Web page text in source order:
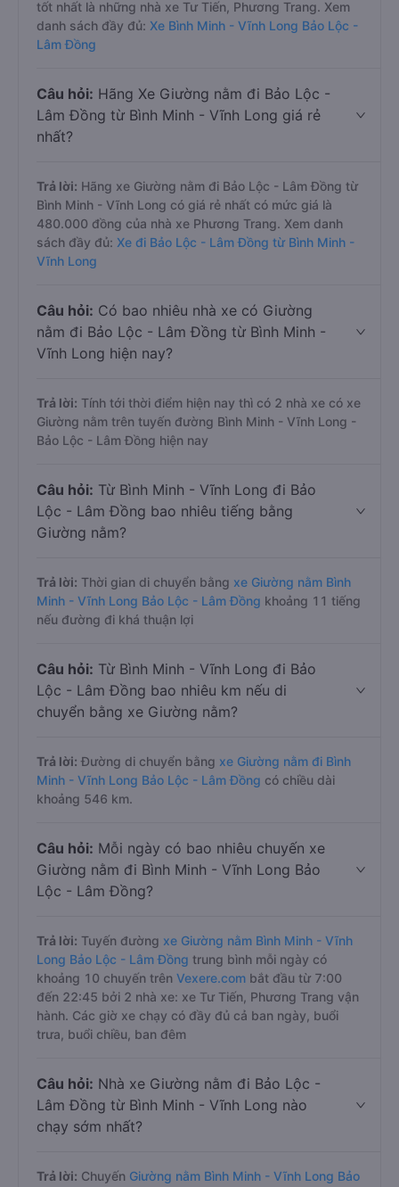
tốt nhất là những nhà xe Tư Tiến, Phương Trang. Xem
danh sách đầy đủ: Xe Bình Minh - Vĩnh Long Bảo Lộc -
Lâm Đồng
Câu hỏi: Hãng Xe Giường nằm đi Bảo Lộc -
Lâm Đồng từ Bình Minh - Vĩnh Long giá rẻ
nhất?
Trả lời: Hãng xe Giường nằm đi Bảo Lộc - Lâm Đồng từ
Bình Minh - Vĩnh Long có giá rẻ nhất có mức giá là
480.000 đồng của nhà xe Phương Trang. Xem danh
sách đầy đủ: Xe đi Bảo Lộc - Lâm Đồng từ Bình Minh -
Vĩnh Long
Câu hỏi: Có bao nhiêu nhà xe có Giường
nằm đi Bảo Lộc - Lâm Đồng từ Bình Minh -
Vĩnh Long hiện nay?
Trả lời: Tính tới thời điểm hiện nay thì có 2 nhà xe có xe
Giường nằm trên tuyến đường Bình Minh - Vĩnh Long -
Bảo Lộc - Lâm Đồng hiện nay
Câu hỏi: Từ Bình Minh - Vĩnh Long đi Bảo
Lộc - Lâm Đồng bao nhiêu tiếng bằng
Giường nằm?
Trả lời: Thời gian di chuyển bằng xe Giường nằm Bình
Minh - Vĩnh Long Bảo Lộc - Lâm Đồng khoảng 11 tiếng
nếu đường đi khá thuận lợi
Câu hỏi: Từ Bình Minh - Vĩnh Long đi Bảo
Lộc - Lâm Đồng bao nhiêu km nếu di
chuyển bằng xe Giường nằm?
Trả lời: Đường di chuyển bằng xe Giường nằm đi Bình
Minh - Vĩnh Long Bảo Lộc - Lâm Đồng có chiều dài
khoảng 546 km.
Câu hỏi: Mỗi ngày có bao nhiêu chuyến xe
Giường nằm đi Bình Minh - Vĩnh Long Bảo
Lộc - Lâm Đồng?
Trả lời: Tuyến đường xe Giường nằm Bình Minh - Vĩnh
Long Bảo Lộc - Lâm Đồng trung bình mỗi ngày có
khoảng 10 chuyến trên Vexere.com bắt đầu từ 7:00
đến 22:45 bởi 2 nhà xe: xe Tư Tiến, Phương Trang vận
hành. Các giờ xe chạy có đầy đủ cả ban ngày, buổi
trưa, buổi chiều, ban đêm
Câu hỏi: Nhà xe Giường nằm đi Bảo Lộc -
Lâm Đồng từ Bình Minh - Vĩnh Long nào
chạy sớm nhất?
Trả lời: Chuyến Giường nằm Bình Minh - Vĩnh Long Bảo